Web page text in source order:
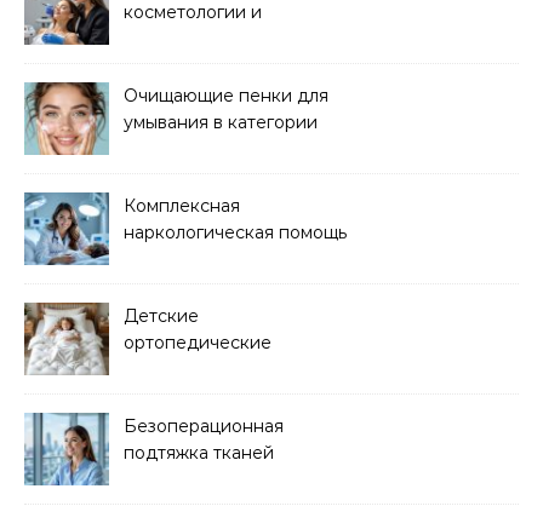
косметологии и
Очищающие пенки для
умывания в категории
Комплексная
наркологическая помощь
Детские
ортопедические
Безоперационная
подтяжка тканей